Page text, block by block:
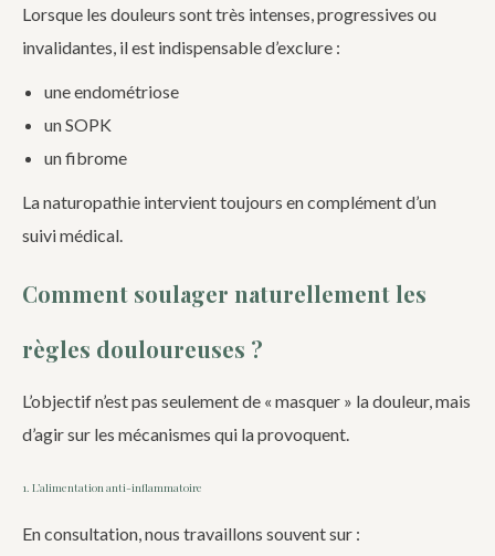
Lorsque les douleurs sont très intenses, progressives ou
invalidantes, il est indispensable d’exclure :
une endométriose
un SOPK
un fibrome
La naturopathie intervient toujours en complément d’un
suivi médical.
Comment soulager naturellement les
règles douloureuses ?
L’objectif n’est pas seulement de « masquer » la douleur, mais
d’agir sur les mécanismes qui la provoquent.
1. L’alimentation anti-inflammatoire
En consultation, nous travaillons souvent sur :